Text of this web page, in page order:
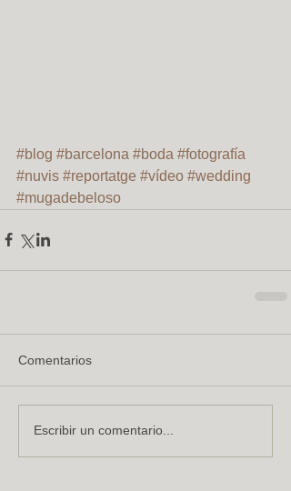
#blog #barcelona #boda #fotografía
#nuvis #reportatge #vídeo #wedding
#mugadebeloso
Comentarios
Escribir un comentario...